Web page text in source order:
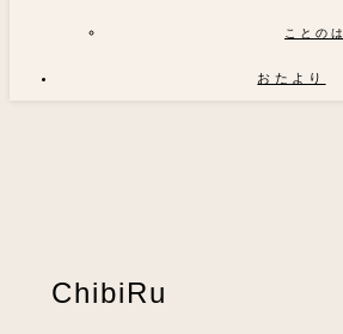
ことのは
おたより
ChibiRu